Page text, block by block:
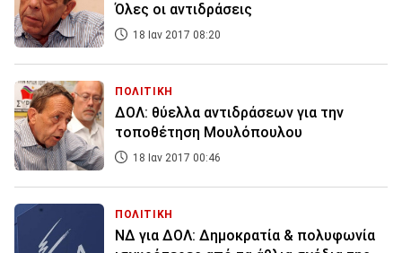
Όλες οι αντιδράσεις
18 Ιαν 2017 08:20
ΠΟΛΙΤΙΚΗ
ΔΟΛ: θύελλα αντιδράσεων για την
τοποθέτηση Μουλόπουλου
18 Ιαν 2017 00:46
ΠΟΛΙΤΙΚΗ
ΝΔ για ΔΟΛ: Δημοκρατία & πολυφωνία